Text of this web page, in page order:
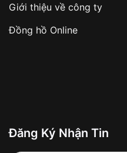
hàng
Số tiền còn lại
✔️ Đảm bảo xử lý
✔️ Hạn chế tình
Từ khóa SEO:
Giới thiệu về công ty
Đồng hồ Online
Đăng Ký Nhận Tin